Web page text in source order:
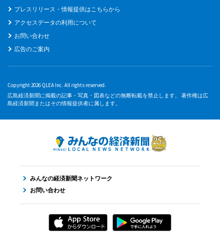
プレスリリース・情報提供はこちらから
アクセスデータの利用について
お問い合わせ
広告のご案内
Copyright 2026 QLEA Inc. All rights reserved.
広島経済新聞に掲載の記事・写真・図表などの無断転載を禁止します。 著作権は広
島経済新聞またはその情報提供者に属します。
みんなの経済新聞ネットワーク
お問い合わせ